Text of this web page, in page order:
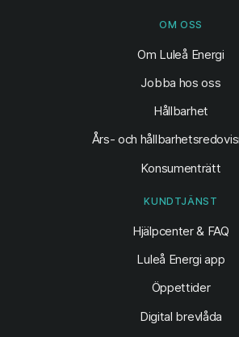
OM OSS
Om Luleå Energi
Jobba hos oss
Hållbarhet
Års- och
Konsumenträtt
KUNDTJÄNST
Hjälpcenter & FAQ
Luleå Energi app
Öppettider
Digital brevlåda